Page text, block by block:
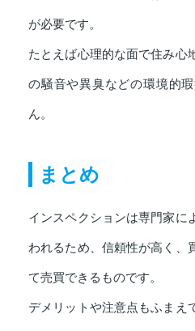
が必要です。
たとえば心理的な面で住み心
の騒音や異臭などの環境的
ん。
まとめ
インスペクションは専門家に
われるため、信頼性が高く、
て売買できるものです。
デメリットや注意点もふまえ